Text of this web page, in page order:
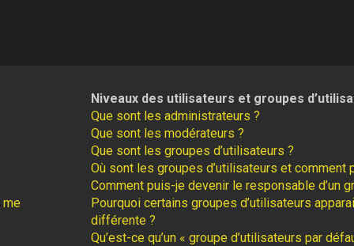
Niveaux des utilisateurs et groupes
Que sont les administrateurs ?
Que sont les modérateurs ?
Que sont les groupes d’utilisateurs ?
Où sont les groupes d’utilisateurs et comment
Comment puis-je devenir le responsable d’un
Pourquoi certains groupes d’utilisateurs
différente ?
Qu’est-ce qu’un « groupe d’utilisateurs par